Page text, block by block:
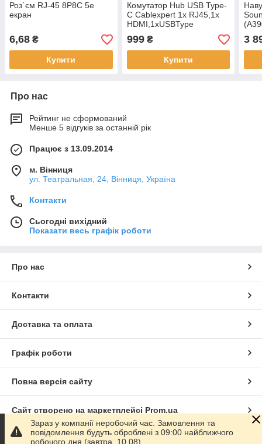
Роз`єм RJ-45 8P8C 5е
екран
6,68 ₴
Купити
Комутатор Hub USB Type-
C Cablexpert 1х RJ45,1x
HDMI,1xUSBType
C,1хUSB3.1 (A-CM-
COMBO5-04)
999₴
Купити
3
Про нас
Рейтинг не сформований
Менше 5 відгуків за останній рік
Працює з 13.09.2014
м. Вінниця
ул. Театральная, 24, Вінниця, Україна
Контакти
Сьогодні вихідний
Показати весь графік роботи
Про нас
Контакти
Доставка та оплата
Графік роботи
Повна версія сайту
Сайт створено на маркетплейсі Prom.ua
Політика конфіденційності
Зараз у компанії неробочий час. Замовлення та
повідомлення будуть оброблені з 09:00 найближчого
робочого дня (завтра, 10.08).